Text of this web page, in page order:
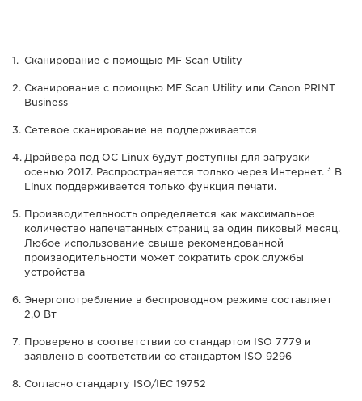
Сканирование с помощью MF Scan Utility
Сканирование с помощью MF Scan Utility или Canon PRINT
Business
Сетевое сканирование не поддерживается
Драйвера под OС Linux будут доступны для загрузки
осенью 2017. Распространяется только через Интернет. ³ В
Linux поддерживается только функция печати.
Производительность определяется как максимальное
количество напечатанных страниц за один пиковый месяц.
Любое использование свыше рекомендованной
производительности может сократить срок службы
устройства
Энергопотребление в беспроводном режиме составляет
2,0 Вт
Проверено в соответствии со стандартом ISO 7779 и
заявлено в соответствии со стандартом ISO 9296
Согласно стандарту ISO/IEC 19752